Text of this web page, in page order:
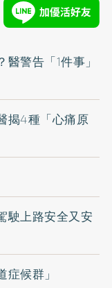
警告「1件事」
揭4種「心痛原
上路安全又安
候群」